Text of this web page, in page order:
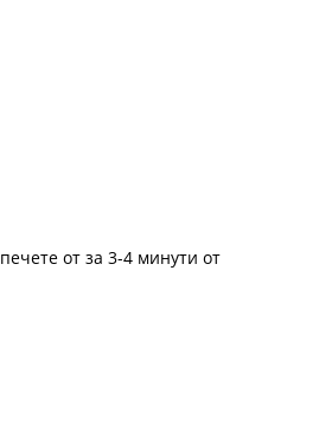
от за 3-4 минути от